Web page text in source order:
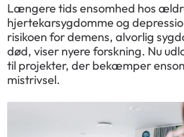
Længere tids ensomhed hos
hjertekarsygdomme og
risikoen for demens, alvorlig
død, viser nyere forskning. Nu
til projekter, der bekæmper
mistrivsel.